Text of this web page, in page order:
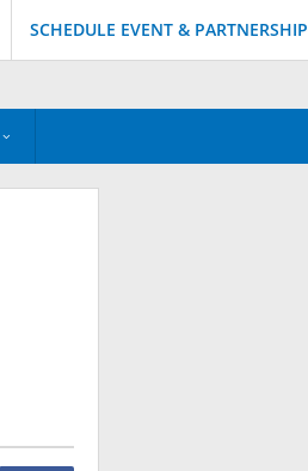
SCHEDULE EVENT & PARTNERSHIP